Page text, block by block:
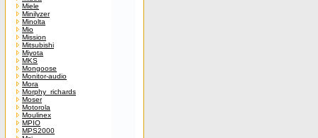
Miele
Minilyzer
Minolta
Mio
Mission
Mitsubishi
Miyota
MKS
Mongoose
Monitor-audio
Mora
Morphy_richards
Moser
Motorola
Moulinex
MPIO
MPS2000